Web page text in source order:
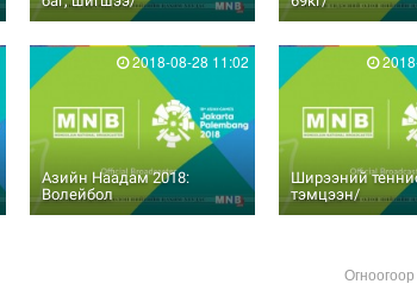
Азийн Наадам 2018:
Волейбол
2018-08-28 11:02
Ширээний
тэмцээн/